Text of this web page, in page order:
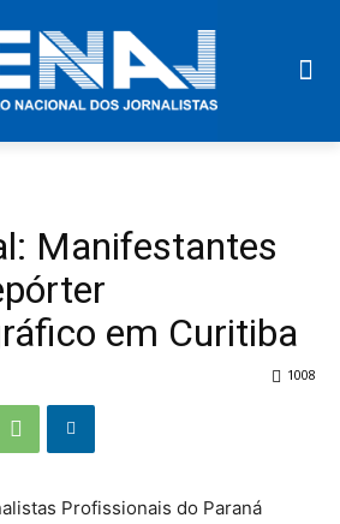
Manifestantes
em Curitiba
1008
Profissionais do Paraná